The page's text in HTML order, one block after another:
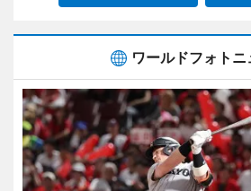
ワールドフォトニ